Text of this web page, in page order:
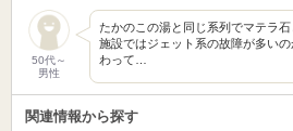
50代～
男性
たかのこの湯と同じ系列でマテラ
施設ではジェット系の故障が多い
わって…
関連情報から探す